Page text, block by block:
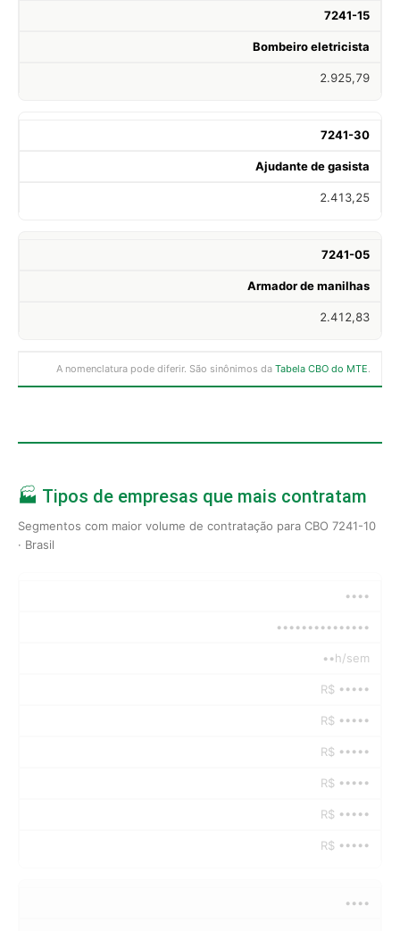
7241-15
Bombeiro eletricista
2.925,79
7241-30
Ajudante de gasista
2.413,25
7241-05
Armador de manilhas
2.412,83
A nomenclatura pode diferir. São sinônimos da Tabela CBO do MTE.
🏭 Tipos de empresas que mais contratam
Segmentos com maior volume de contratação para CBO 7241-10
· Brasil
••••
•••••••••••••••
••h/sem
R$ •••••
R$ •••••
R$ •••••
R$ •••••
R$ •••••
R$ •••••
••••